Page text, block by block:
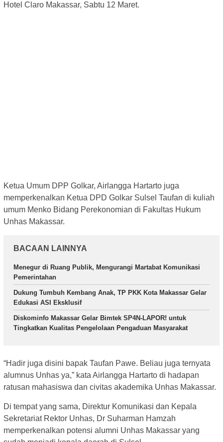
Hotel Claro Makassar, Sabtu 12 Maret.
Ketua Umum DPP Golkar, Airlangga Hartarto juga
memperkenalkan Ketua DPD Golkar Sulsel Taufan di kuliah
umum Menko Bidang Perekonomian di Fakultas Hukum
Unhas Makassar.
BACAAN LAINNYA
Menegur di Ruang Publik, Mengurangi Martabat Komunikasi
Pemerintahan
Dukung Tumbuh Kembang Anak, TP PKK Kota Makassar Gelar
Edukasi ASI Eksklusif
Diskominfo Makassar Gelar Bimtek SP4N-LAPOR! untuk
Tingkatkan Kualitas Pengelolaan Pengaduan Masyarakat
“Hadir juga disini bapak Taufan Pawe. Beliau juga ternyata
alumnus Unhas ya,” kata Airlangga Hartarto di hadapan
ratusan mahasiswa dan civitas akademika Unhas Makassar.
Di tempat yang sama, Direktur Komunikasi dan Kepala
Sekretariat Rektor Unhas, Dr Suharman Hamzah
memperkenalkan potensi alumni Unhas Makassar yang